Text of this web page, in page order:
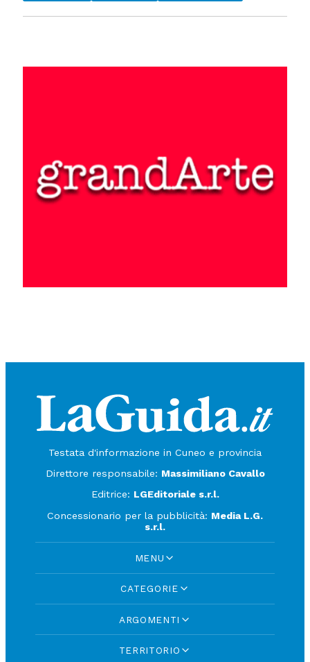
Testata d'informazione in Cuneo e provincia
Direttore responsabile: Massimiliano Cavallo
Editrice: LGEditoriale s.r.l.
Concessionario per la pubblicità: Media L.G.
s.r.l.
MENU
CATEGORIE
ARGOMENTI
TERRITORIO